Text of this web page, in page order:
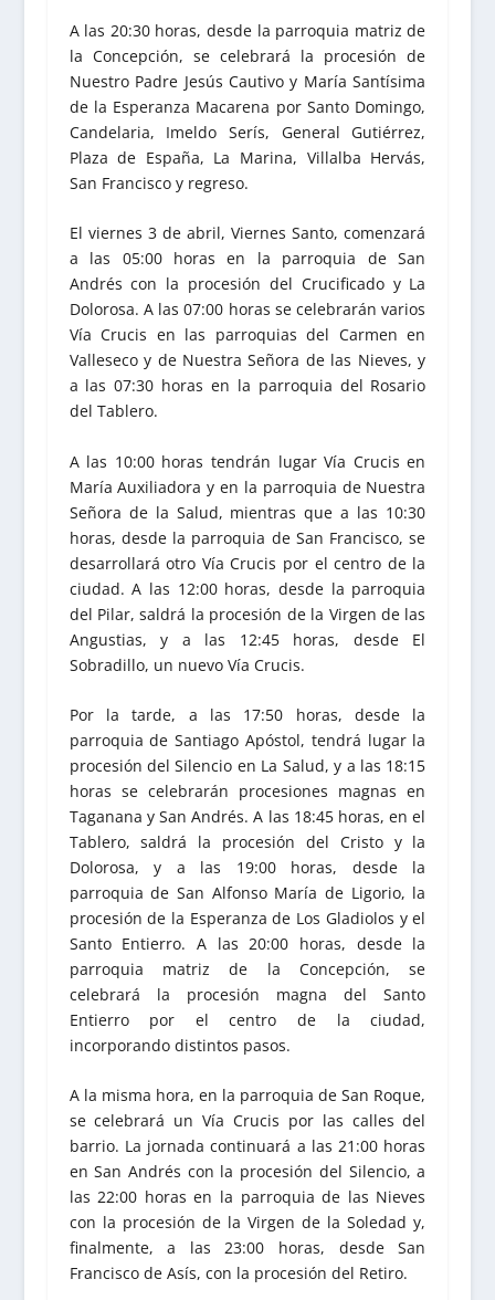
A las 20:30 horas, desde la parroquia matriz de
la Concepción, se celebrará la procesión de
Nuestro Padre Jesús Cautivo y María Santísima
de la Esperanza Macarena por Santo Domingo,
Candelaria, Imeldo Serís, General Gutiérrez,
Plaza de España, La Marina, Villalba Hervás,
San Francisco y regreso.
El viernes 3 de abril, Viernes Santo, comenzará
a las 05:00 horas en la parroquia de San
Andrés con la procesión del Crucificado y La
Dolorosa. A las 07:00 horas se celebrarán varios
Vía Crucis en las parroquias del Carmen en
Valleseco y de Nuestra Señora de las Nieves, y
a las 07:30 horas en la parroquia del Rosario
del Tablero.
A las 10:00 horas tendrán lugar Vía Crucis en
María Auxiliadora y en la parroquia de Nuestra
Señora de la Salud, mientras que a las 10:30
horas, desde la parroquia de San Francisco, se
desarrollará otro Vía Crucis por el centro de la
ciudad. A las 12:00 horas, desde la parroquia
del Pilar, saldrá la procesión de la Virgen de las
Angustias, y a las 12:45 horas, desde El
Sobradillo, un nuevo Vía Crucis.
Por la tarde, a las 17:50 horas, desde la
parroquia de Santiago Apóstol, tendrá lugar la
procesión del Silencio en La Salud, y a las 18:15
horas se celebrarán procesiones magnas en
Taganana y San Andrés. A las 18:45 horas, en el
Tablero, saldrá la procesión del Cristo y la
Dolorosa, y a las 19:00 horas, desde la
parroquia de San Alfonso María de Ligorio, la
procesión de la Esperanza de Los Gladiolos y el
Santo Entierro. A las 20:00 horas, desde la
parroquia matriz de la Concepción, se
celebrará la procesión magna del Santo
Entierro por el centro de la ciudad,
incorporando distintos pasos.
A la misma hora, en la parroquia de San Roque,
se celebrará un Vía Crucis por las calles del
barrio. La jornada continuará a las 21:00 horas
en San Andrés con la procesión del Silencio, a
las 22:00 horas en la parroquia de las Nieves
con la procesión de la Virgen de la Soledad y,
finalmente, a las 23:00 horas, desde San
Francisco de Asís, con la procesión del Retiro.